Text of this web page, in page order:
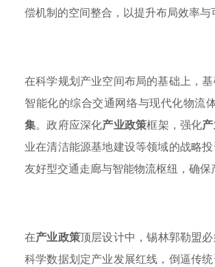
偿机制的空间整合，以提升布局效率与
在科学规划产业空间布局的基础上，
智能化的综合交通网络与现代化物流
集。政府应深化产业政策框架，强化
业在清洁能源基地建设等领域的战略
友好型交通走廊与智能物流枢纽，确
在产业政策顶层设计中，锡林郭勒盟
科学数据划定产业发展红线，倒逼传